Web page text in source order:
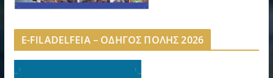
E-FILADELFEIA – ΟΔΗΓΟΣ ΠΟΛΗΣ 2026